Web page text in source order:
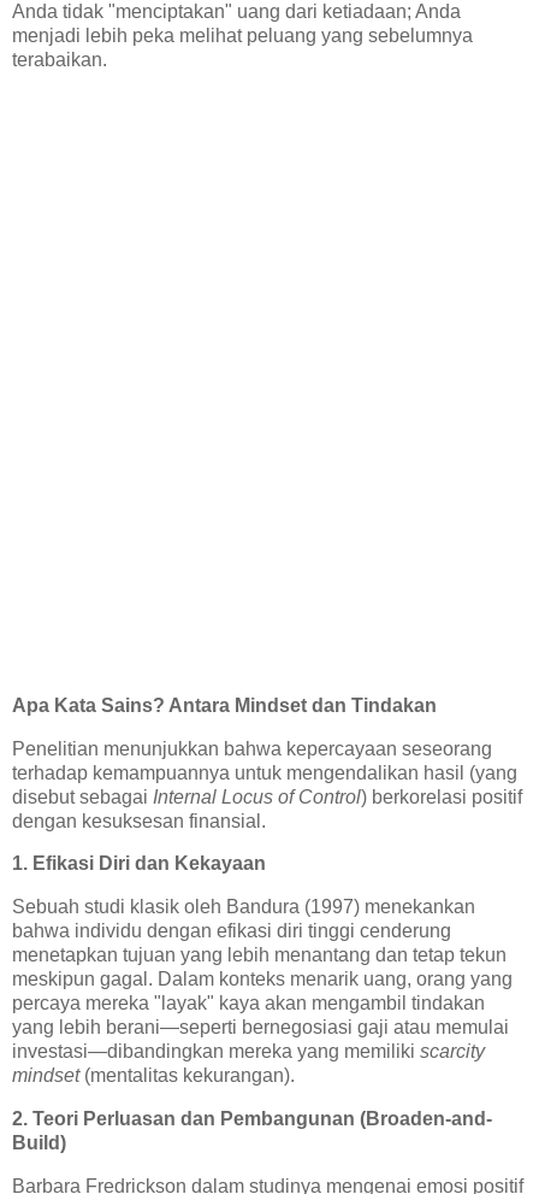
Anda tidak "menciptakan" uang dari ketiadaan; Anda
menjadi lebih peka melihat peluang yang sebelumnya
terabaikan.
Apa Kata Sains? Antara Mindset dan Tindakan
Penelitian menunjukkan bahwa kepercayaan seseorang
terhadap kemampuannya untuk mengendalikan hasil (yang
disebut sebagai Internal Locus of Control) berkorelasi positif
dengan kesuksesan finansial.
1. Efikasi Diri dan Kekayaan
Sebuah studi klasik oleh Bandura (1997) menekankan
bahwa individu dengan efikasi diri tinggi cenderung
menetapkan tujuan yang lebih menantang dan tetap tekun
meskipun gagal. Dalam konteks menarik uang, orang yang
percaya mereka "layak" kaya akan mengambil tindakan
yang lebih berani—seperti bernegosiasi gaji atau memulai
investasi—dibandingkan mereka yang memiliki scarcity
mindset(mentalitas kekurangan).
2. Teori Perluasan dan Pembangunan (Broaden-and-
Build)
Barbara Fredrickson dalam studinya mengenai emosi positif